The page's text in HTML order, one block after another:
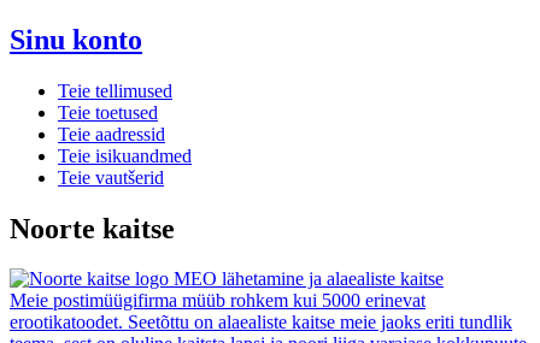
Sinu konto
Teie tellimused
Teie toetused
Teie aadressid
Teie isikuandmed
Teie vautšerid
Noorte kaitse
MEO lähetamine ja alaealiste kaitse
Meie postimüügifirma müüb rohkem kui 5000 erinevat
erootikatoodet. Seetõttu on alaealiste kaitse meie jaoks eriti tundlik